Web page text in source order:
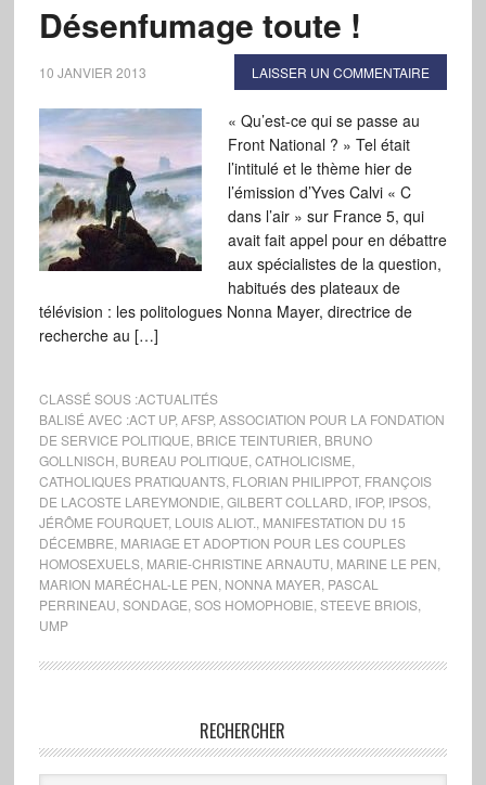
Désenfumage toute !
10 JANVIER 2013 LAISSER UN COMMENTAIRE
« Qu’est-ce qui se passe au
Front National ? » Tel était
l’intitulé et le thème hier de
l’émission d’Yves Calvi « C
dans l’air » sur France 5, qui
avait fait appel pour en débattre
aux spécialistes de la question,
habitués des plateaux de
télévision : les politologues Nonna Mayer, directrice de
recherche au […]
CLASSÉ SOUS :ACTUALITÉS
BALISÉ AVEC :ACT UP, AFSP, ASSOCIATION POUR LA FONDATION
DE SERVICE POLITIQUE BRICE TEINTURIER BRUNO
GOLLNISCH BUREAU POLITIQUE CATHOLICISME
CATHOLIQUES PRATIQUANTS, FLORIAN PHILIPPOT, FRANÇOIS
DE LACOSTE LAREYMONDIE GILBERT COLLARD IFOP, IPSOS,
JÉRÔME FOURQUET, LOUIS ALIOT. MANIFESTATION DU 15
DÉCEMBRE MARIAGE ET ADOPTION POUR LES COUPLES
HOMOSEXUELS, MARIE-CHRISTINE ARNAUTU MARINE LE PEN
MARION MARÉCHAL-LE PEN NONNA MAYER PASCAL
PERRINEAU SONDAGE SOS HOMOPHOBIE STEEVE BRIOIS,
UMP
RECHERCHER